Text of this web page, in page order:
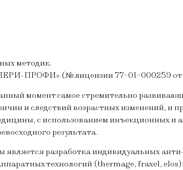
методик.
ПРОФИ» (№ лицензии 77-01-000259 от
момент самое стремительно
и следствий возрастных изменений, и
с использованием инъекционных и
результата.
разработка индивидуальных
технологий (thermage, fraxel,